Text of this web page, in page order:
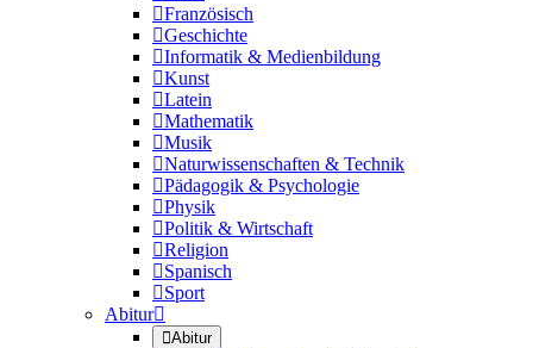
Französisch
Geschichte
Informatik & Medienbildung
Kunst
Latein
Mathematik
Musik
Naturwissenschaften & Technik
Pädagogik & Psychologie
Physik
Politik & Wirtschaft
Religion
Spanisch
Sport
Abitur
Abitur